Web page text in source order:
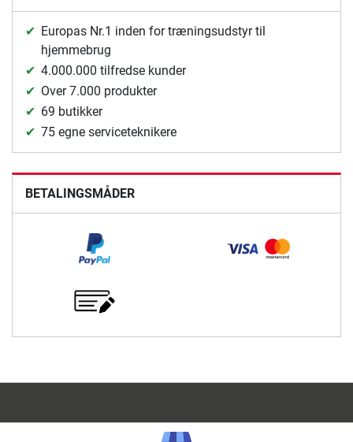
Europas Nr.1 inden for træningsudstyr til
hjemmebrug
4.000.000 tilfredse kunder
Over 7.000 produkter
69 butikker
75 egne serviceteknikere
BETALINGSMÅDER